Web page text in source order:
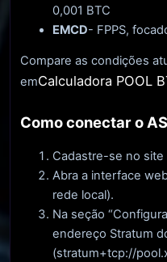
0,001 BTC
EMCD- FPPS,
Compare as condições
emCalculadora POOL
Como conectar o
Cadastre-se no site
Abra a interface
rede local).
Na seção
endereço Stratum
(stratum+tcp://